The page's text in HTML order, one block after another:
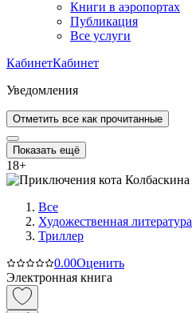
Книги в аэропортах
Публикация
Все услуги
КабинетКабинет
Уведомления
Отметить все как прочитанные
Показать ещё
18+
Все
Художественная литература
Триллер
0.00Оценить
Электронная книга